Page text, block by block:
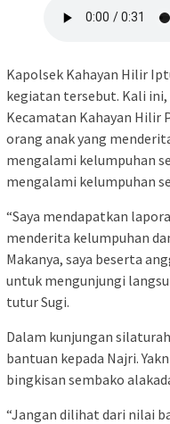
Kapolsek Kahayan Hilir
kegiatan tersebut. Kali ini,
Kecamatan Kahayan Hilir
orang anak yang
mengalami kelumpuhan
mengalami kelumpuhan
“Saya mendapatkan
menderita kelumpuhan
Makanya, saya beserta
untuk mengunjungi
tutur Sugi.
Dalam kunjungan
bantuan kepada Najri.
bingkisan sembako
“Jangan dilihat dari nilai